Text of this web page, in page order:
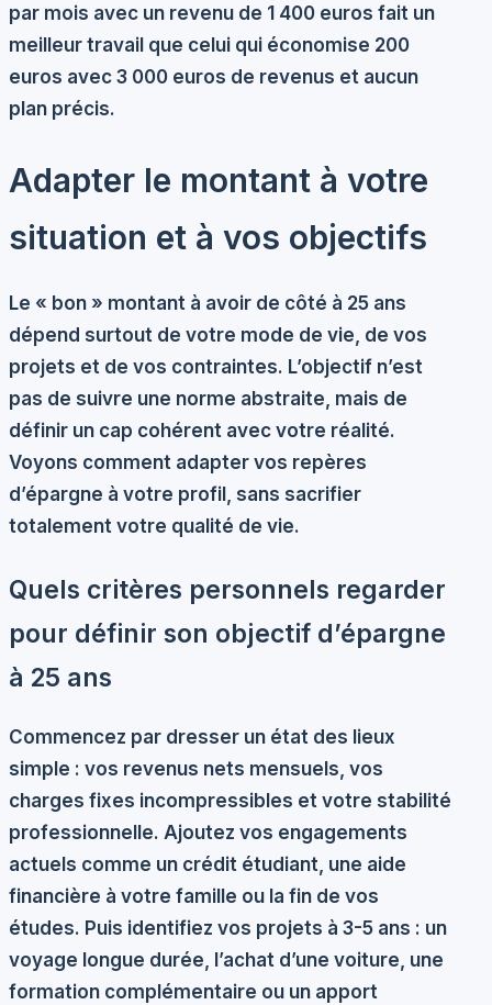
par mois avec un revenu de 1 400 euros fait un
meilleur travail que celui qui économise 200
euros avec 3 000 euros de revenus et aucun
plan précis.
Adapter le montant à votre
situation et à vos objectifs
Le « bon » montant à avoir de côté à 25 ans
dépend surtout de votre mode de vie, de vos
projets et de vos contraintes. L’objectif n’est
pas de suivre une norme abstraite, mais de
définir un cap cohérent avec votre réalité.
Voyons comment adapter vos repères
d’épargne à votre profil, sans sacrifier
totalement votre qualité de vie.
Quels critères personnels regarder
pour définir son objectif d’épargne
à 25 ans
Commencez par dresser un état des lieux
simple : vos revenus nets mensuels, vos
charges fixes incompressibles et votre stabilité
professionnelle. Ajoutez vos engagements
actuels comme un crédit étudiant, une aide
financière à votre famille ou la fin de vos
études. Puis identifiez vos projets à 3-5 ans : un
voyage longue durée, l’achat d’une voiture, une
formation complémentaire ou un apport